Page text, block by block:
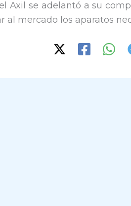
Axil se adelantó a su
al mercado los aparatos